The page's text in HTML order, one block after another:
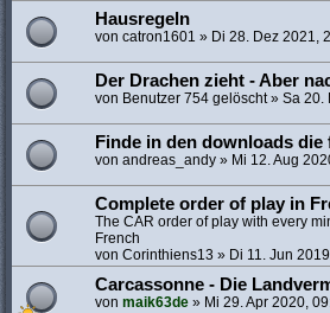
Hausregeln
von catron1601 » Di 28. Dez 2021,
Der Drachen zieht - Aber
von Benutzer 754 gelöscht» Sa 20.
Finde in den downloads
von andreas_andy» Mi 12. Aug
Complete order of play in
The CAR order of play with every
French
von Corinthiens13 » Di 11. Jun
Carcassonne - Die
von maik63de» Mi 29. Apr 2020,